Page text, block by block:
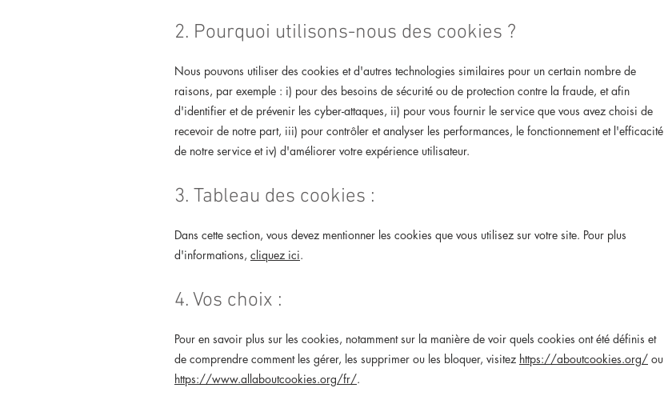
2. Pourquoi utilisons-nous des cookies ?
Nous pouvons utiliser des cookies et d'autres technologies similaires pour un certain nombre de
raisons, par exemple : i) pour des besoins de sécurité ou de protection contre la fraude, et afin
d'identifier et de prévenir les cyber-attaques, ii) pour vous fournir le service que vous avez choisi de
recevoir de notre part, iii) pour contrôler et analyser les performances, le fonctionnement et l'efficacité
de notre service et iv) d'améliorer votre expérience utilisateur.
3. Tableau des cookies :
Dans cette section, vous devez mentionner les cookies que vous utilisez sur votre site. Pour plus
d'informations, cliquez ici.
4. Vos choix :
Pour en savoir plus sur les cookies, notamment sur la manière de voir quels cookies ont été définis et
de comprendre comment les gérer, les supprimer ou les bloquer, visitez https://aboutcookies.org/ ou
https://www.allaboutcookies.org/fr/.